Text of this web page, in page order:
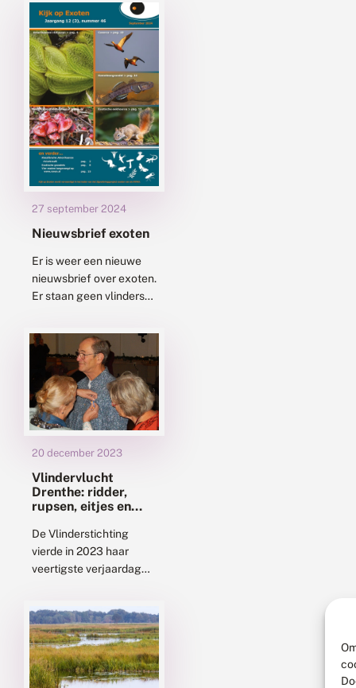
in het Nederlandse
landschap. Binnenkort
start het onderhoud
weer. In tegenstelling
tot...
27 september 2024
Nieuwsbrief exoten
Er is weer een nieuwe
nieuwsbrief over exoten.
Er staan geen vlinders
interessante bijdragen
over Amerikaanse
vlotvaren, casarca,
kameleongrondel,
houtsnipperpaddenstoelen,...
20 december 2023
Vlindervlucht
Drenthe: ridder,
rupsen, eitjes en
De Vlinderstichting
vierde in 2023 haar
veertigste verjaardag
maken. Alle provincies
werden bezocht, waar
de geweldige
vrijwilligers in het...